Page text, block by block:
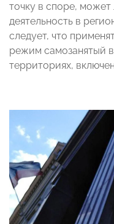
точку в споре,
деятельность в
следует, что
режим самозанятый
территориях,